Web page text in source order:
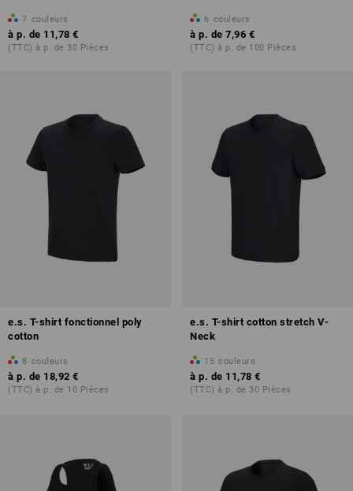
7 couleurs
à p. de 11,78 €
(TTC) à p. de 30 Pièces
6 couleurs
à p. de 7,96 €
(TTC) à p. de 100 Pièces
e.s. T-shirt fonctionnel poly
cotton
8 couleurs
à p. de 18,92 €
(TTC) à p. de 10 Pièces
e.s. T-shirt cotton stretch V-
Neck
15 couleurs
à p. de 11,78 €
(TTC) à p. de 30 Pièces